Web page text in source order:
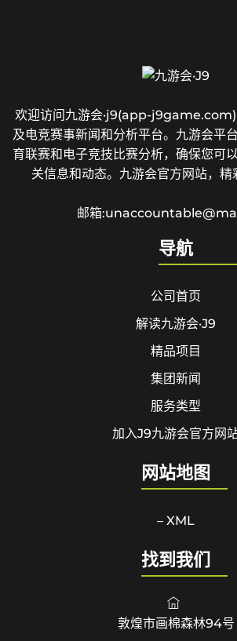
欢迎访问九游会·j9(app-j9game.com)
及电竞赛事新闻和分析平台。九游会平
育联赛和电子竞技比赛分析，确保您可
关信息和动态。九游会官方网站，精
邮箱
导航
公司首页
解读九游会·J9
精品项目
集团新闻
服务类型
加入J9九游会官方网
网站地图
– XML
找到我们
敦煌市画棉森林94号